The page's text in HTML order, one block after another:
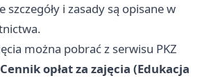
i zasady są opisane w
można pobrać z serwisu PKZ
Cennik opłat za zajęcia (Edukacja